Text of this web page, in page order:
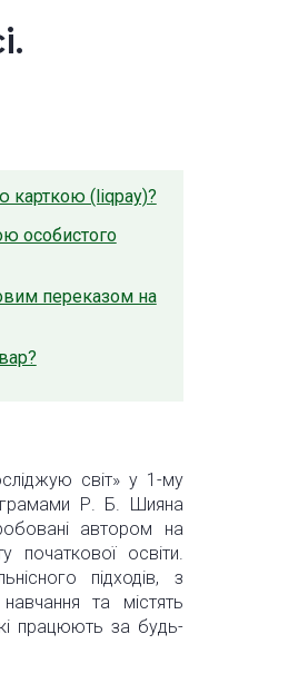
карткою (liqpay)?
особистого
переказом на
світ» у 1-му
Р. Б. Шияна
автором на
початкової освіти.
підходів, з
та містять
працюють за будь-